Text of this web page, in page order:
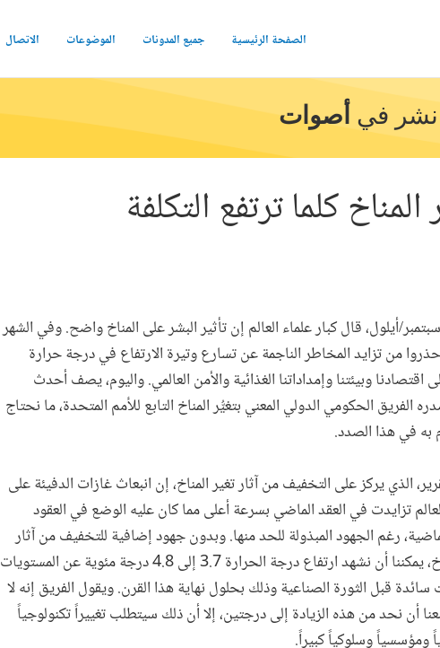
الصفحة الرئيسية جميع المدونات الموضوعات الاتصال
نشر في أصوات
كلما ترتفع التكلفة
أيلول، قال كبار علماء العالم إن تأثير البشر على المناخ واضح. وفي الشهر
من تزايد المخاطر الناجمة عن تسارع وتيرة الارتفاع في درجة حرارة
اقتصادنا وبيئتنا وإمداداتنا الغذائية والأمن العالمي. واليوم، يصف أحدث
الفريق الحكومي الدولي المعني بتغيُّر المناخ التابع للأمم المتحدة، ما نحتاج
به في هذا الصدد.
الذي يركز على التخفيف من آثار تغير المناخ، إن انبعاث غازات الدفيئة على
تزايدت في العقد الماضي بسرعة أعلى مما كان عليه الوضع في العقود
رغم الجهود المبذولة للحد منها. وبدون جهود إضافية للتخفيف من آثار
تغير المناخ، يمكننا أن نشهد ارتفاع درجة الحرارة 3.7 إلى 4.8 درجة مئوية عن المستويات
سائدة قبل الثورة الصناعية وذلك بحلول نهاية هذا القرن. ويقول الفريق إنه لا
أن نحد من هذه الزيادة إلى درجتين، إلا أن ذلك سيتطلب تغييراً تكنولوجياً
ومؤسسياً وسلوكياً كبيراً.